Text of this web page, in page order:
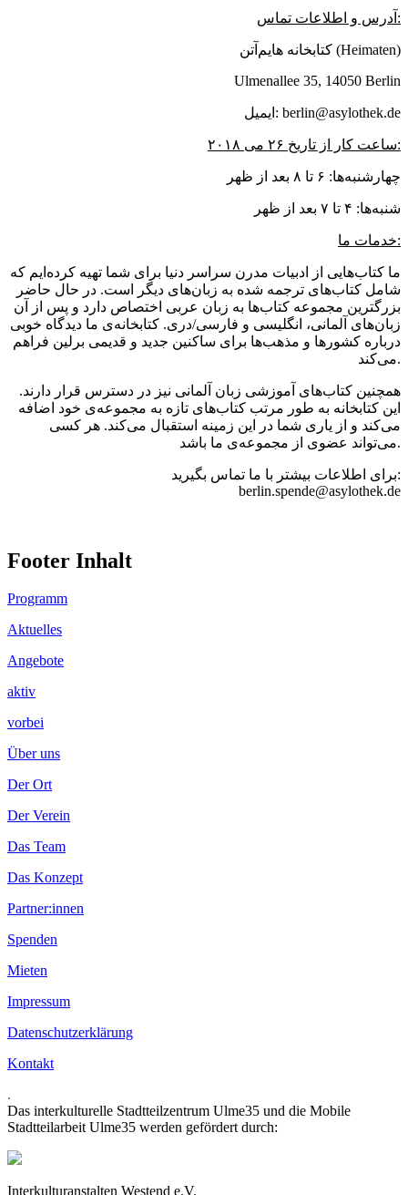
آدرس و اطلاعات تماس:
کتابخانه هایم‌آتن (Heimaten)
Ulmenallee 35, 14050 Berlin
ایمیل: berlin@asylothek.de
ساعت کار از تاریخ ۲۶ می ۲۰۱۸:
چهارشنبه‌ها: ۶ تا ۸ بعد از ظهر
شنبه‌ها: ۴ تا ۷ بعد از ظهر
خدمات ما:
ما کتاب‌هایی از ادبیات مدرن سراسر دنیا برای شما تهیه کرده‌ایم که
شامل کتاب‌های ترجمه شده به زبان‌های دیگر است. در حال حاضر
بزرگترین مجموعه کتاب‌ها به زبان عربی اختصاص دارد و پس از آن
زبان‌های آلمانی، انگلیسی و فارسی/دری. کتابخانه‌ی ما دیدگاه خوبی
درباره کشورها و مذهب‌ها برای ساکنین جدید و قدیمی برلین فراهم
می‌کند.
همچنین کتاب‌های آموزشی زبان آلمانی نیز در دسترس قرار دارند.
این کتابخانه به طور مرتب کتاب‌های تازه به مجموعه‌ی خود اضافه
می‌کند و از یاری شما در این زمینه استقبال می‌کند. هر کسی
می‌تواند عضوی از مجموعه‌ی ما باشد.
برای اطلاعات بیشتر با ما تماس بگیرید:
berlin.spende@asylothek.de
Footer Inhalt
Programm
Aktuelles
Angebote
aktiv
vorbei
Über uns
Der Ort
Der Verein
Das Team
Das Konzept
Partner:innen
Spenden
Mieten
Impressum
Datenschutzerklärung
Kontakt
.
Das interkulturelle Stadtteilzentrum Ulme35 und die Mobile
Stadtteilarbeit Ulme35 werden gefördert durch:
Interkulturanstalten Westend e.V.